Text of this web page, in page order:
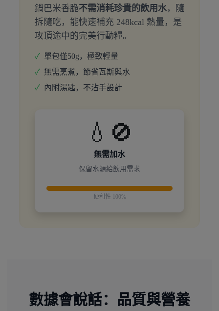
鍋巴米香脆不需消耗珍貴的飲用水，隨
拆隨吃，能快速補充 248kcal 熱量，是
攻頂途中的完美行動糧。
✓ 單包僅50g，極致輕量
✓ 無需烹煮，節省瓦斯與水
✓ 內附湯匙，不沾手設計
💧🚫
無需加水
保留水源給飲用需求
便利性 100%
數據會說話：品質與營養